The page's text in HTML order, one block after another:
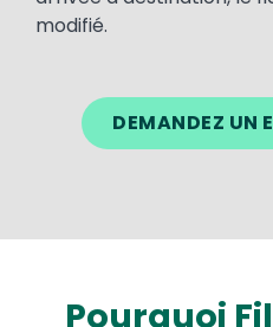
modifié.
DEMANDEZ UN
Pourquoi